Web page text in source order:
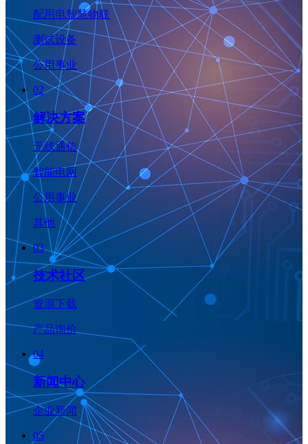
配用电智慧物联
测试设备
公用事业
02
解决方案
无线通信
智能电网
公用事业
其他
03
技术社区
资源下载
产品询价
04
新闻中心
企业新闻
05